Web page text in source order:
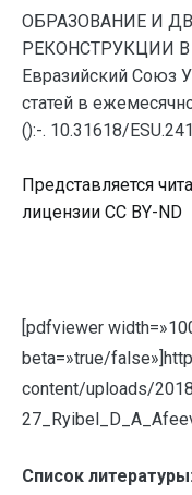
ОБРАЗОВАНИЕ И
РЕКОНСТРУКЦИИ
Евразийский Союз
статей в
():-. 10.31618/
Представляется
лицензии CC BY-ND
[pdfviewer
beta=»true/
content/uploads/
Список литературы: